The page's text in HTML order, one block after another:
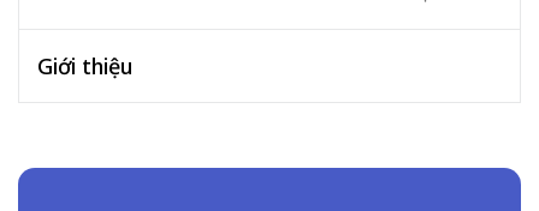
Giới thiệu